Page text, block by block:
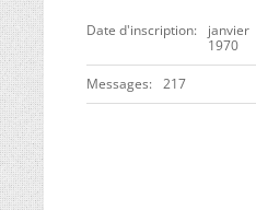
Date d'inscription
janvier
1970
Messages 217